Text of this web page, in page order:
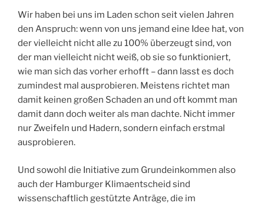
Wir haben bei uns im Laden schon seit vielen Jahren
den Anspruch: wenn von uns jemand eine Idee hat, von
der vielleicht nicht alle zu 100% überzeugt sind, von
der man vielleicht nicht weiß, ob sie so funktioniert,
wie man sich das vorher erhofft – dann lasst es doch
zumindest mal ausprobieren. Meistens richtet man
damit keinen großen Schaden an und oft kommt man
damit dann doch weiter als man dachte. Nicht immer
nur Zweifeln und Hadern, sondern einfach erstmal
ausprobieren.
Und sowohl die Initiative zum Grundeinkommen also
auch der Hamburger Klimaentscheid sind
wissenschaftlich gestützte Anträge, die im